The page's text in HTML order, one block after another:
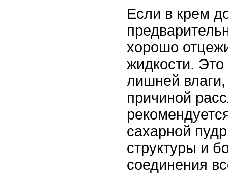
Если в крем
хорошо
жидкости.
лишней влаги,
причиной
сахарной
структуры и
соединения